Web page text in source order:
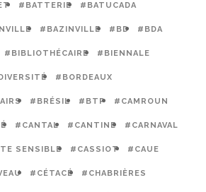
#BATTERIE #BATUCADA
#BAZINVILLE #BD #BDA
#BIBLIOTHÉCAIRE #BIENNALE
#BORDEAUX
#BRÉSIL #BTP #CAMROUN
#CANTAL #CANTINE #CARNAVAL
SENSIBLE #CASSIOT #CAUE
#CÉTACÉ #CHABRIÈRES